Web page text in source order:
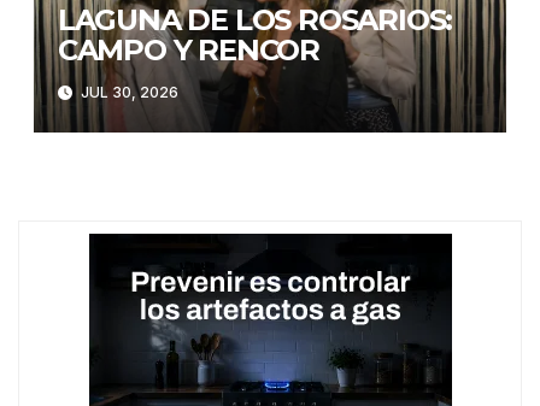
LAGUNA DE LOS ROSARIOS:
CAMPO Y RENCOR
JUL 30, 2026